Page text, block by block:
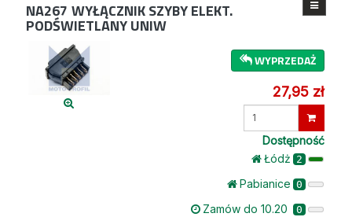
NA267 WYŁĄCZNIK SZYBY ELEKT.
PODŚWIETLANY UNIW
WYPRZEDAŻ
27,95 zł
Wprowadź
Dostępność
Łódż 2
Pabianice 0
Zamów do 10.20 0